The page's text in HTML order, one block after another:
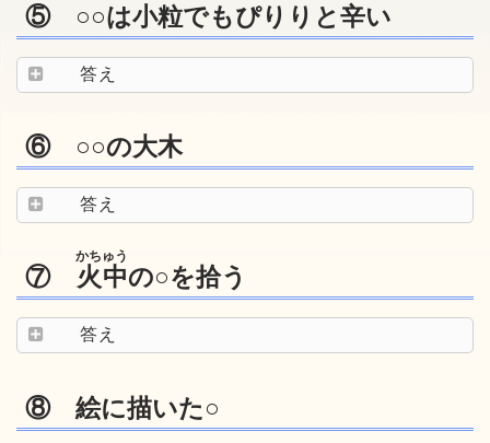
⑤ ○○は小粒でもぴりりと辛い
答え
⑥ ○○の大木
答え
⑦ 火中
かちゅう
の○を拾う
答え
⑧ 絵に描いた○